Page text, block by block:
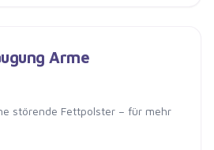
Arme
störende Fettpolster – für mehr